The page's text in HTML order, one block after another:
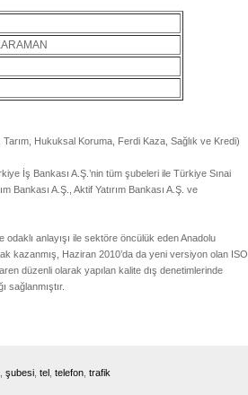
Hukuksal Koruma, Ferdi Kaza, Sağlık ve Kredi)
İş Bankası A.Ş.’nin tüm şubeleri ile Türkiye Sınai
Bankası A.Ş., Aktif Yatırım Bankası A.Ş. ve
anlayışı ile sektöre öncülük eden Anadolu
kazanmış, Haziran 2010’da da yeni versiyon olan ISO
düzenli olarak yapılan kalite dış denetimlerinde
sağlanmıştır.
şubesi tel telefon trafik